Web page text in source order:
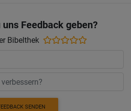
Feedback geben?
Bibelthek
SENDEN